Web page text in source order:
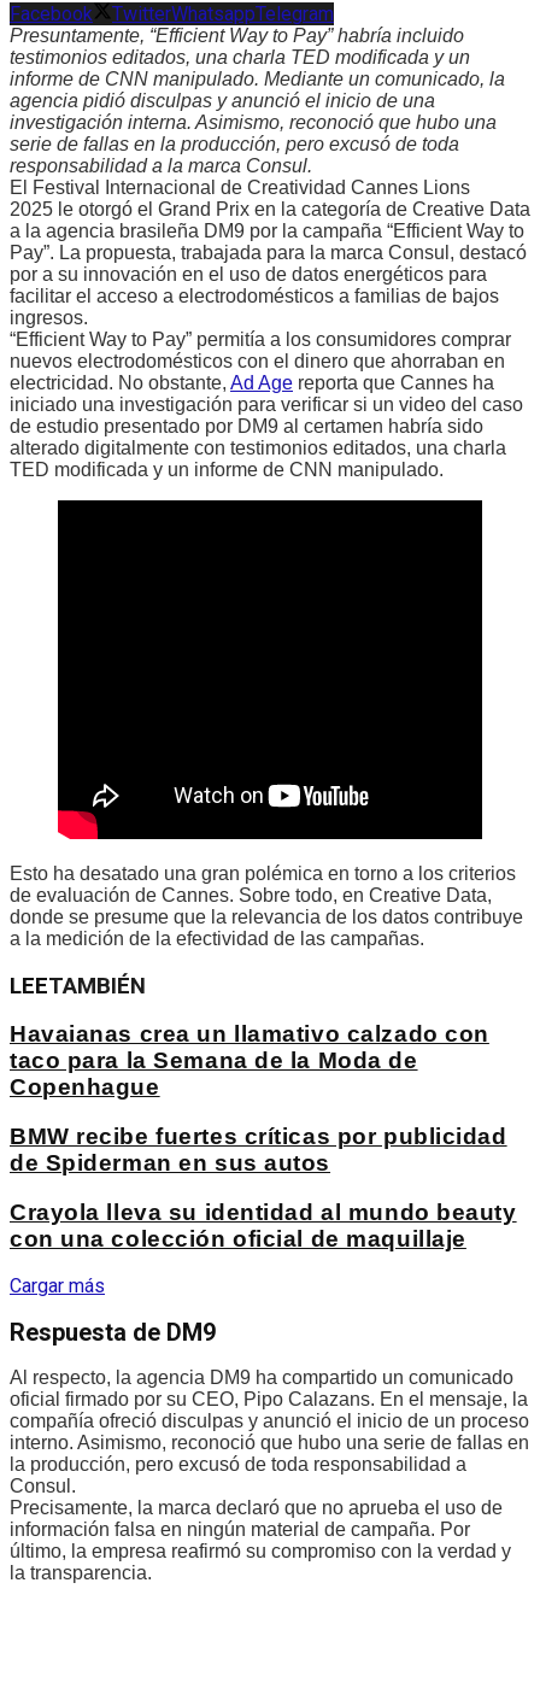
Facebook TwitterWhatsappTelegram
Presuntamente, “Efficient Way to Pay” habría incluido
testimonios editados, una charla TED modificada y un
informe de CNN manipulado. Mediante un comunicado, la
agencia pidió disculpas y anunció el inicio de una
investigación interna. Asimismo, reconoció que hubo una
serie de fallas en la producción, pero excusó de toda
responsabilidad a la marca Consul.
El Festival Internacional de Creatividad Cannes Lions
2025 le otorgó el Grand Prix en la categoría de Creative Data
a la agencia brasileña DM9 por la campaña “Efficient Way to
Pay”. La propuesta, trabajada para la marca Consul, destacó
por a su innovación en el uso de datos energéticos para
facilitar el acceso a electrodomésticos a familias de bajos
ingresos.
“Efficient Way to Pay” permitía a los consumidores comprar
nuevos electrodomésticos con el dinero que ahorraban en
electricidad. No obstante, Ad Age reporta que Cannes ha
iniciado una investigación para verificar si un video del caso
de estudio presentado por DM9 al certamen habría sido
alterado digitalmente con testimonios editados, una charla
TED modificada y un informe de CNN manipulado.
Esto ha desatado una gran polémica en torno a los criterios
de evaluación de Cannes. Sobre todo, en Creative Data,
donde se presume que la relevancia de los datos contribuye
a la medición de la efectividad de las campañas.
LEETAMBIÉN
Havaianas crea un llamativo calzado con
taco para la Semana de la Moda de
Copenhague
BMW recibe fuertes críticas por publicidad
de Spiderman en sus autos
Crayola lleva su identidad al mundo beauty
con una colección oficial de maquillaje
Cargar más
Respuesta de DM9
Al respecto, la agencia DM9 ha compartido un comunicado
oficial firmado por su CEO, Pipo Calazans. En el mensaje, la
compañía ofreció disculpas y anunció el inicio de un proceso
interno. Asimismo, reconoció que hubo una serie de fallas en
la producción, pero excusó de toda responsabilidad a
Consul.
Precisamente, la marca declaró que no aprueba el uso de
información falsa en ningún material de campaña. Por
último, la empresa reafirmó su compromiso con la verdad y
la transparencia.